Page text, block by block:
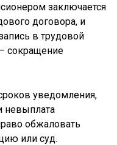
заключается
договора, и
в трудовой
сокращение
уведомления,
невыплата
обжаловать
или суд.